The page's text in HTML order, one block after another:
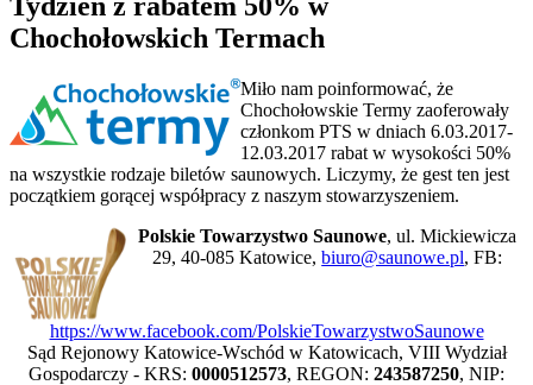
Tydzień z rabatem 50% w
Chochołowskich Termach
Miło nam poinformować, że
Chochołowskie Termy zaoferowały
członkom PTS w dniach 6.03.2017-
12.03.2017 rabat w wysokości 50%
na wszystkie rodzaje biletów saunowych. Liczymy, że gest ten jest
początkiem gorącej współpracy z naszym stowarzyszeniem.
Polskie Towarzystwo Saunowe, ul. Mickiewicza
29, 40-085 Katowice,biuro@saunowe.pl, FB:
https://www.facebook.com/PolskieTowarzystwoSaunowe
Sąd Rejonowy Katowice-Wschód w Katowicach, VIII Wydział
Gospodarczy - KRS: 0000512573, REGON: 243587250, NIP: